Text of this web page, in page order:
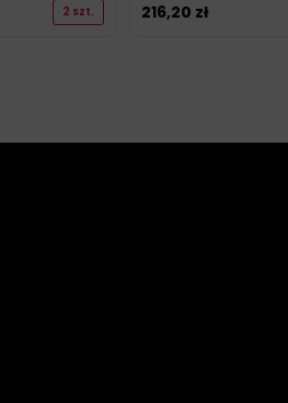
2 szt.
216,20 zł